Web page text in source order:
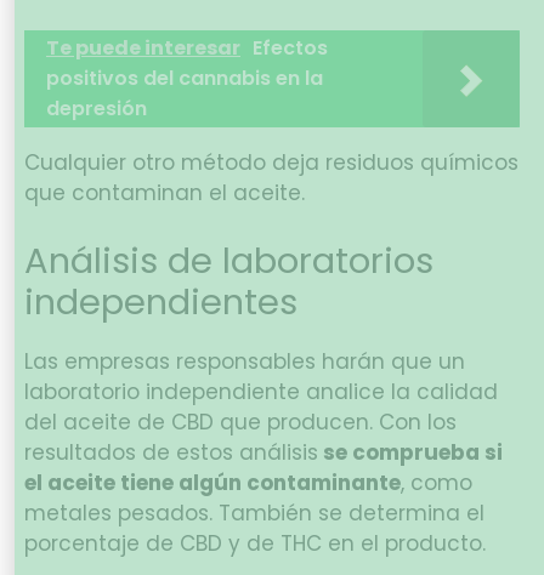
Te puede interesar Efectos
positivos del cannabis en la
depresión
Cualquier otro método deja residuos químicos
que contaminan el aceite.
Análisis de laboratorios
independientes
Las empresas responsables harán que un
laboratorio independiente analice la calidad
del aceite de CBD que producen. Con los
resultados de estos análisis se comprueba si
el aceite tiene algún contaminante, como
metales pesados. También se determina el
porcentaje de CBD y de THC en el producto.